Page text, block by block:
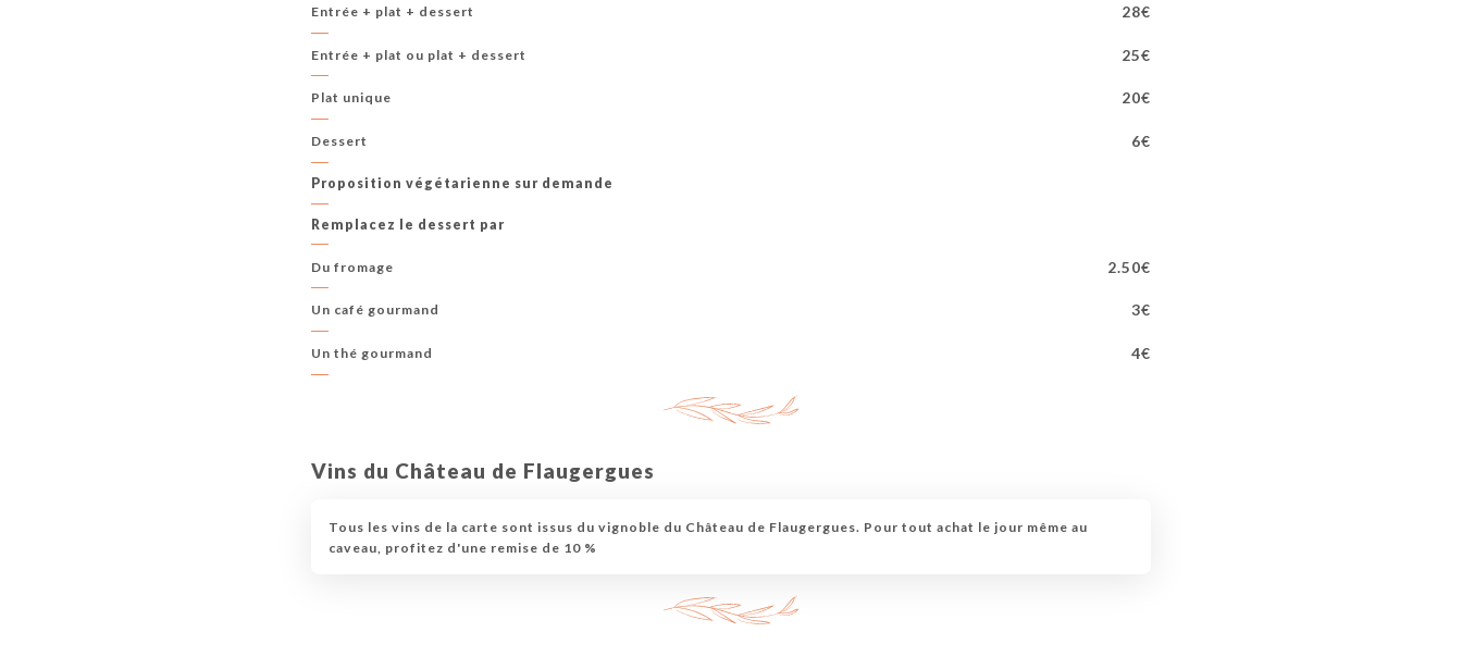
Entrée + plat + dessert 28€
Entrée + plat ou plat + dessert 25€
Plat unique 20€
Dessert 6€
Proposition végétarienne sur demande
Remplacez le dessert par
Du fromage 2.50€
Un café gourmand 3€
Un thé gourmand 4€
Vins du Château de Flaugergues
Tous les vins de la carte sont issus du vignoble du Château de Flaugergues. Pour tout achat le jour même au
caveau, profitez d'une remise de 10 %